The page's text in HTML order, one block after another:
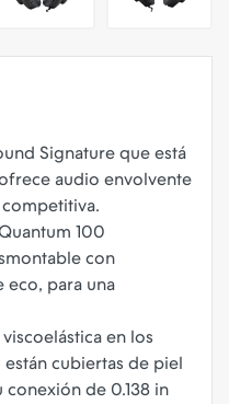
Signature que está
audio envolvente
100
con
eco, para una
en los
están cubiertas de piel
conexión de 0.138 in